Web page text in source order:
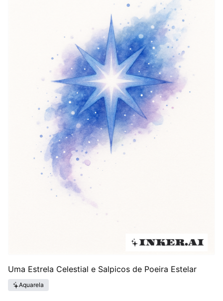
Uma Estrela Celestial e Salpicos de Poeira Estelar
Aquarela